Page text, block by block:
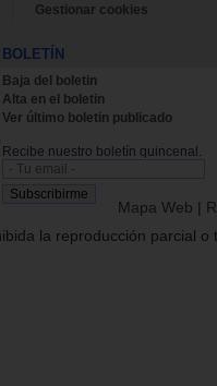
Gestionar cookies
BOLETÍN
Baja del boletin
Alta en el boletin
Ver último boletin publicado
Recibe nuestro boletín quincenal.
Mapa Web |
la reproducción parcial o